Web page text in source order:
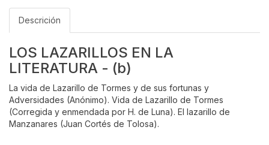
Descrición
LOS LAZARILLOS EN LA
LITERATURA - (b)
La vida de Lazarillo de Tormes y de sus fortunas y
Adversidades (Anónimo). Vida de Lazarillo de Tormes
(Corregida y enmendada por H. de Luna). El lazarillo de
Manzanares (Juan Cortés de Tolosa).